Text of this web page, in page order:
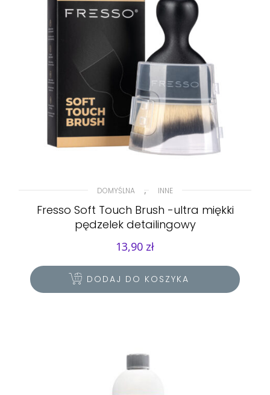
DOMYŚLNA , INNE
Fresso Soft Touch Brush -ultra miękki
pędzelek detailingowy
13,90 zł
DODAJ DO KOSZYKA